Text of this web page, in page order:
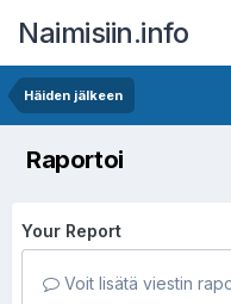
Naimisiin.info
Häiden jälkeen
Raportoi
Your Report
Voit lisätä viestin